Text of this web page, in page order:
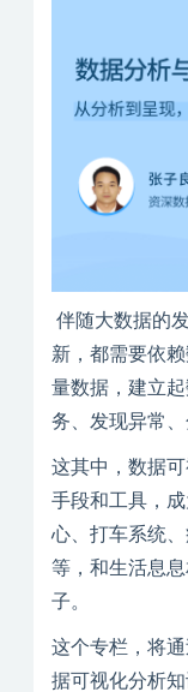
伴随大数据的
新，都需要依
量数据，建立
务、发现异常、
这其中，数据
手段和工具，
心、打车系统
等，和生活息
子。
这个专栏，将
据可视化分析